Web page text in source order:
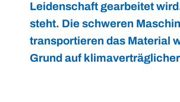
Leidenschaft gearbeitet
steht. Die schweren
transportieren das Material
Grund auf